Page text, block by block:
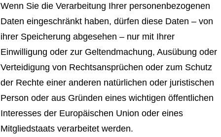
Wenn Sie die Verarbeitung Ihrer personenbezogenen
Daten eingeschränkt haben, dürfen diese Daten – von
ihrer Speicherung abgesehen – nur mit Ihrer
Einwilligung oder zur Geltendmachung, Ausübung oder
Verteidigung von Rechtsansprüchen oder zum Schutz
der Rechte einer anderen natürlichen oder juristischen
Person oder aus Gründen eines wichtigen öffentlichen
Interesses der Europäischen Union oder eines
Mitgliedstaats verarbeitet werden.